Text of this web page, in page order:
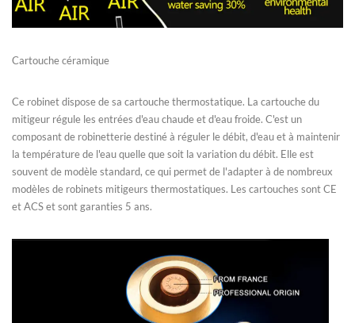
Cartouche céramique
Ce robinet dispose de sa cartouche thermostatique. La cartouche du
mitigeur régule les entrées d'eau chaude et d'eau froide. C'est un
composant de robinetterie destiné à réguler le débit, d'eau et à maintenir
la température de l'eau quelle que soit la variation du débit. Elle est
souvent de modèle standard, ce qui permet de l'adapter à de nombreux
modèles de robinets mitigeurs thermostatiques. Les cartouches sont CE
et ACS et sont garanties 5 ans.